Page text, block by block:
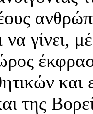
να γίνει,
της